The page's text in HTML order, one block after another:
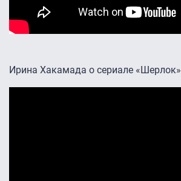
Ирина Хакамада о сериале «Шерлок»